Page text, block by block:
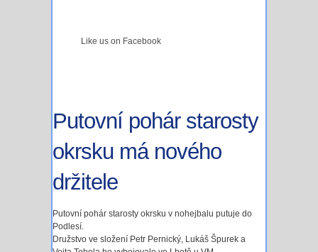
Like us on Facebook
Putovní pohár starosty
okrsku má nového
držitele
Putovní pohár starosty okrsku v nohejbalu putuje do
Podlesí.
Družstvo ve složení Petr Pernický, Lukáš Špurek a